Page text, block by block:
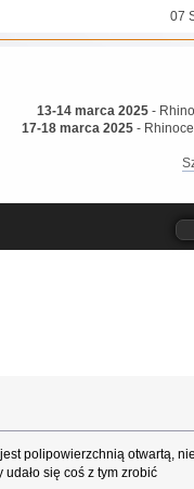
07
13-14 marca 2025 -
17-18 marca 2025 -
polipowierzchnią otwartą,
się coś z tym zrobić